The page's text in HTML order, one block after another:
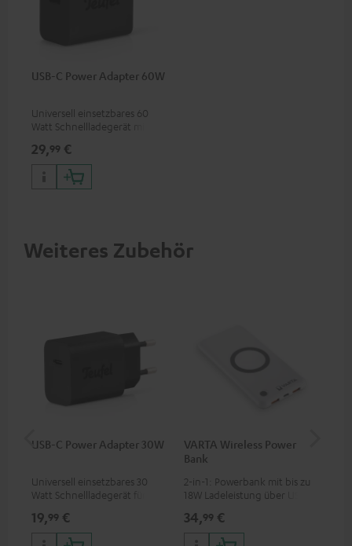
USB-C Power Adapter 60W
Universell einsetzbares 60
Watt Schnellladegerät mit
60 Watt / USB-A 7,5 Watt) für
Kopfhörer & Portables sowie
Laptops und weitere Geräte
mit bis zu 60 Watt
29,99 €
Weiteres Zubehör
USB-C Power Adapter 30W
Universell einsetzbares 30
Watt Schnellladegerät für
Apple iPhones, Android
Smartphones, Tablets und
19,99 €
VARTA Wireless Power
Bank
2-in-1: Powerbank mit bis zu
18W Ladeleistung über USB
bis zu 10W Ladestrom
34,99 €